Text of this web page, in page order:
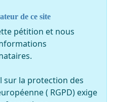
de ce site
pétition et nous
sur la protection des
( RGPD) exige